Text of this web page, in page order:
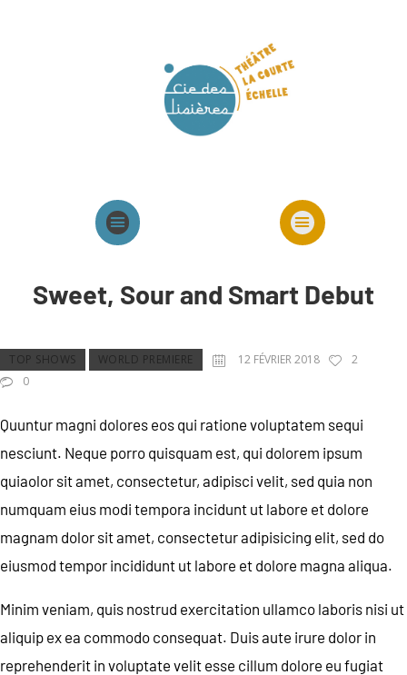
Sweet, Sour and Smart Debut
Spectacles cie
TOP SHOWS WORLD PREMIERE 12 FÉVRIER 2018
2
0
Quuntur magni dolores eos qui ratione voluptatem sequi
nesciunt. Neque porro quisquam est, qui dolorem ipsum
quiaolor sit amet, consectetur, adipisci velit, sed quia non
numquam eius modi tempora incidunt ut labore et dolore
magnam dolor sit amet, consectetur adipisicing elit, sed do
eiusmod tempor incididunt ut labore et dolore magna aliqua.
Minim veniam, quis nostrud exercitation ullamco laboris nisi ut
aliquip ex ea commodo consequat. Duis aute irure dolor in
reprehenderit in voluptate velit esse cillum dolore eu fugiat